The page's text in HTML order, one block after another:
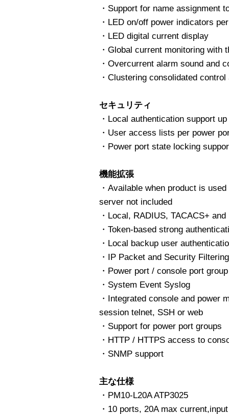
・Support for name assignment
・LED on/off power indicators
・LED digital current display
・Global current monitoring with
・Overcurrent alarm sound and
・Clustering consolidated
セキュリティ
・Local authentication support
・User access lists per power
・Power port state locking
機能拡張
・Available when product is
server not included
・Local, RADIUS, TACACS+
・Token-based strong
・Local backup user
・IP Packet and Security Filtering
・Power port / console port
・System Event Syslog
・Integrated console and power
session telnet, SSH or web
・Support for power port groups
・HTTP / HTTPS access to
・SNMP support
主な仕様
・PM10-L20A ATP3025
・10 ports, 20A max